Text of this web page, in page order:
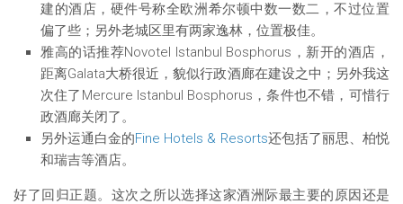
建的酒店，硬件号称全欧洲希尔顿中数一数二，不过位置
偏了些；另外老城区里有两家逸林，位置极佳。
雅高的话推荐Novotel Istanbul Bosphorus，新开的酒店，
距离Galata大桥很近，貌似行政酒廊在建设之中；另外我这
次住了Mercure Istanbul Bosphorus，条件也不错，可惜行
政酒廊关闭了。
另外运通白金的Fine Hotels & Resorts还包括了丽思、柏悦
和瑞吉等酒店。
好了回归正题。这次之所以选择这家酒洲际最主要的原因还是